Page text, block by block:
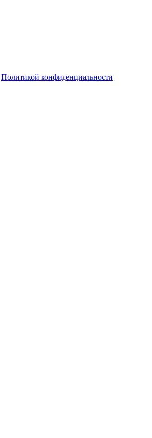
Политикой конфиденциальности